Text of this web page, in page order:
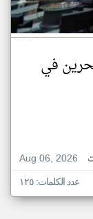
في
Aug 06, 2026
عدد الكلمات: ١٢٥